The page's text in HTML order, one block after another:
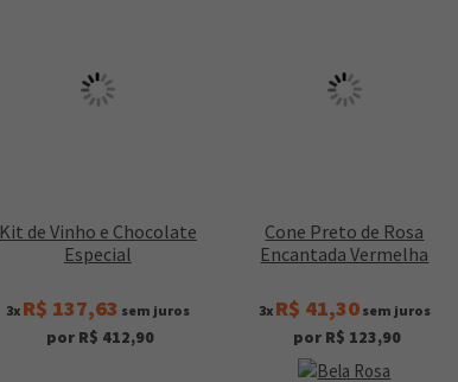
Kit de Vinho e Chocolate
Especial
3x R$ 137,63 sem juros
por R$ 412,90
Cone Preto de Rosa
Encantada Vermelha
3x R$ 41,30sem juros
por R$ 123,90